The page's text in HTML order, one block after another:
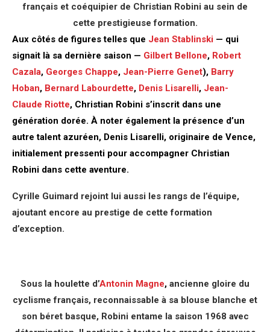
français et coéquipier de Christian Robini au sein de
cette prestigieuse formation.
Aux côtés de figures telles que Jean Stablinski — qui
signait là sa dernière saison — Gilbert Bellone, Robert
Cazala, Georges Chappe, Jean-Pierre Genet), Barry
Hoban, Bernard Labourdette, Denis Lisarelli, Jean-
Claude Riotte, Christian Robini s’inscrit dans une
génération dorée. À noter également la présence d’un
autre talent azuréen, Denis Lisarelli, originaire de Vence,
initialement pressenti pour accompagner Christian
Robini dans cette aventure.
Cyrille Guimard rejoint lui aussi les rangs de l’équipe,
ajoutant encore au prestige de cette formation
d’exception.
Sous la houlette d’Antonin Magne, ancienne gloire du
cyclisme français, reconnaissable à sa blouse blanche et
son béret basque, Robini entame la saison 1968 avec